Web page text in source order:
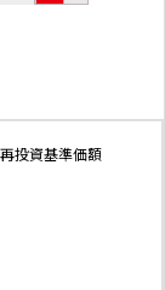
投資基準価額